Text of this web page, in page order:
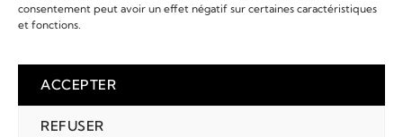
consentement peut avoir un effet négatif sur certaines caractéristiques
et fonctions.
ACCEPTER
REFUSER
Liens utiles
2026 © TIMEKEEPING - Réalisé par